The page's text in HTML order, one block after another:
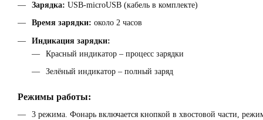
Зарядка: USB-microUSB (кабель в комплекте)
Время зарядки: около 2 часов
Индикация зарядки:
Красный индикатор – процесс зарядки
Зелёный индикатор – полный заряд
Режимы работы:
3 режима. Фонарь включается кнопкой в хвостовой части,